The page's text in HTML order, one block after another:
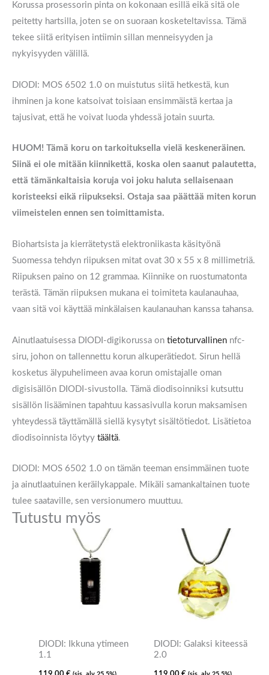
Korussa prosessorin pinta on kokonaan esillä eikä sitä ole
peitetty hartsilla, joten se on suoraan kosketeltavissa. Tämä
tekee siitä erityisen intiimin sillan menneisyyden ja
nykyisyyden välillä.
DIODI: MOS 6502 1.0 on muistutus siitä hetkestä, kun
ihminen ja kone katsoivat toisiaan ensimmäistä kertaa ja
tajusivat, että he voivat luoda yhdessä jotain suurta.
HUOM! Tämä koru on tarkoituksella vielä keskeneräinen.
Siinä ei ole mitään kiinnikettä, koska olen saanut palautetta,
että tämänkaltaisia koruja voi joku haluta sellaisenaan
koristeeksi eikä riipukseksi. Ostaja saa päättää miten korun
viimeistelen ennen sen toimittamista.
Biohartsista ja kierrätetystä elektroniikasta käsityönä
Suomessa tehdyn riipuksen mitat ovat 30 x 55 x 8 millimetriä.
Riipuksen paino on 12 grammaa. Kiinnike on ruostumatonta
terästä. Tämän riipuksen mukana ei toimiteta kaulanauhaa,
vaan sitä voi käyttää minkälaisen kaulanauhan kanssa tahansa.
Ainutlaatuisessa DIODI-digikorussa on tietoturvallinen nfc-
siru, johon on tallennettu korun alkuperätiedot. Sirun hellä
kosketus älypuhelimeen avaa korun omistajalle oman
digisisällön DIODI-sivustolla. Tämä diodisoinniksi kutsuttu
sisällön lisääminen tapahtuu kassasivulla korun maksamisen
yhteydessä täyttämällä siellä kysytyt sisältötiedot. Lisätietoa
diodisoinnista löytyy täältä.
DIODI: MOS 6502 1.0 on tämän teeman ensimmäinen tuote
ja ainutlaatuinen keräilykappale. Mikäli samankaltainen tuote
tulee saataville, sen versionumero muuttuu.
Tutustu myös
DIODI: Ikkuna ytimeen
1.1
DIODI: Galaksi kiteessä
2.0